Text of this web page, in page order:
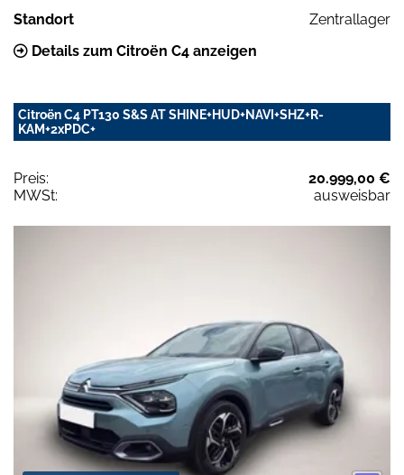
Standort
Zentrallager
Details zum Citroën C4 anzeigen
Citroën C4 PT130 S&S AT SHINE+HUD+NAVI+SHZ+R-
KAM+2xPDC+
Preis:
20.999,00 €
MWSt:
ausweisbar